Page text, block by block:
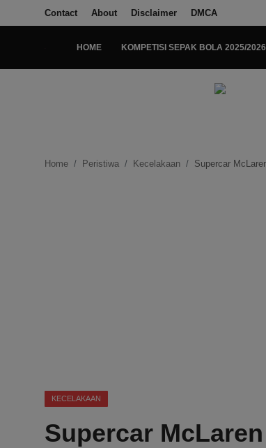
Contact About Disclaimer DMCA
HOME KOMPETISI SEPAK BOLA 2025/2026
Ekonomi
Internasional
Home Peristiwa Kecelakaan Supercar
KECELAKAAN
Supercar